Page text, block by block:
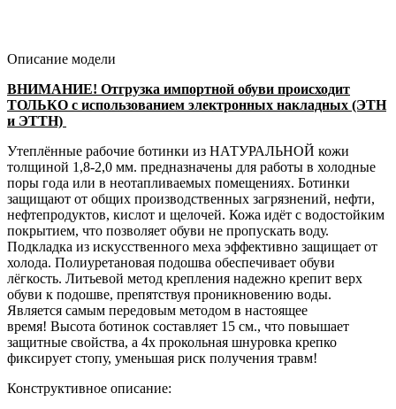
Описание модели
ВНИМАНИЕ! Отгрузка импортной обуви происходит
ТОЛЬКО с использованием электронных накладных (ЭТН
и ЭТТН)
Утеплённые рабочие ботинки из НАТУРАЛЬНОЙ кожи
толщиной 1,8-2,0 мм. предназначены для работы в холодные
поры года или в неотапливаемых помещениях. Ботинки
защищают от общих производственных загрязнений, нефти,
нефтепродуктов, кислот и щелочей. Кожа идёт с водостойким
покрытием, что позволяет обуви не пропускать воду.
Подкладка из искусственного меха эффективно защищает от
холода. Полиуретановая подошва обеспечивает обуви
лёгкость. Литьевой метод крепления надежно крепит верх
обуви к подошве, препятствуя проникновению воды.
Является самым передовым методом в настоящее
время! Высота ботинок составляет 15 см., что повышает
защитные свойства, а 4х прокольная шнуровка крепко
фиксирует стопу, уменьшая риск получения травм!
Конструктивное описание: